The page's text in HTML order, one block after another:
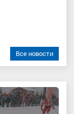
Все новости